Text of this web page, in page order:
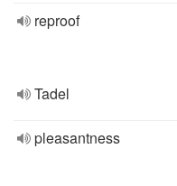
reproof
Tadel
pleasantness